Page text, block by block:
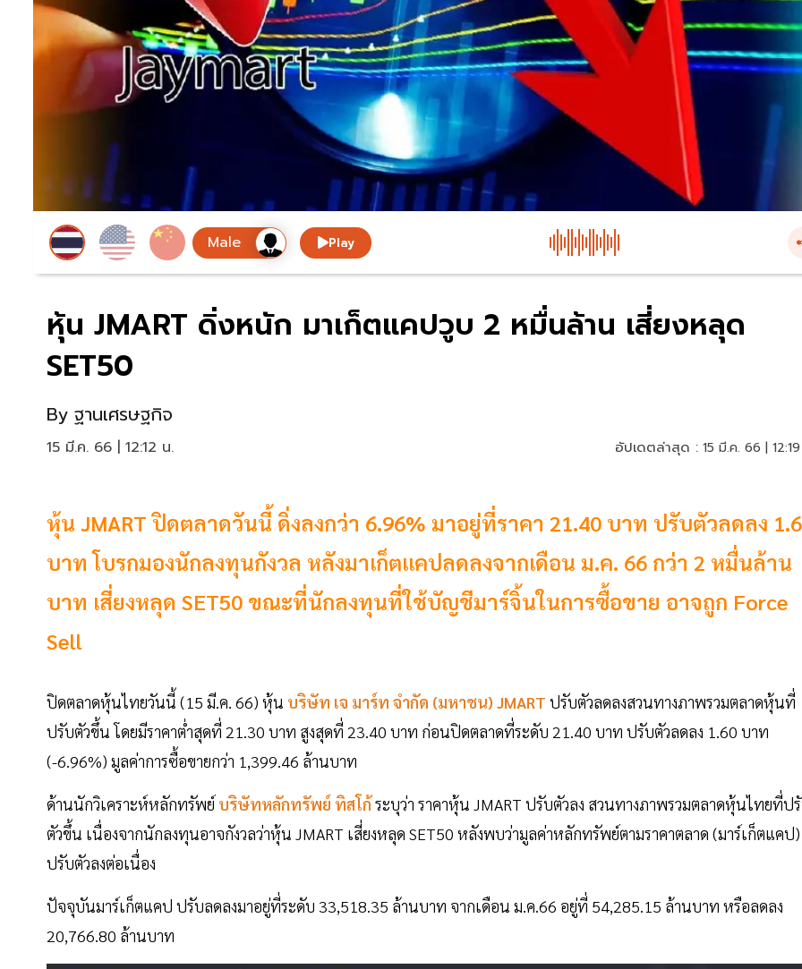
Play
หุ้น JMART ดิ่งหนัก มาเก็ตแคปวูบ 2 หมื่นล้าน เสี่ยงหลุด
SET50
By ฐานเศรษฐกิจ
15 มี.ค. 66 | 12:12 น. อัปเดตล่าสุด : 15 มี.ค. 66 |
หุ้น JMART ปิดตลาดวันนี้ ดิ่งลงกว่า 6.96% มาอยู่ที่ราคา 21.40 บาท ปรับตัวลดลง
บาท โบรกมองนักลงทุนกังวล หลังมาเก็ตแคปลดลงจากเดือน ม.ค. 66 กว่า 2 หมื่นล้าน
บาท เสี่ยงหลุด SET50 ขณะที่นักลงทุนที่ใช้บัญชีมาร์จิ้นในการซื้อขาย อาจถูก Force
Sell
ปิดตลาดหุ้นไทยวันนี้ (15 มี.ค. 66) หุ้น บริษัท เจ มาร์ท จำกัด (มหาชน) JMART ปรับตัวลดลงสวนทางภาพรวมตลาดหุ้นที่
ปรับตัวขึ้น โดยมีราคาต่ำสุดที่ 21.30 บาท สูงสุดที่ 23.40 บาท ก่อนปิดตลาดที่ระดับ 21.40 บาท ปรับตัวลดลง 1.60 บาท
(-6.96%) มูลค่าการซื้อขายกว่า 1,399.46 ล้านบาท
ด้านนักวิเคราะห์หลักทรัพย์ บริษัทหลักทรัพย์ ทิสโก้ระบุว่า ราคาหุ้น JMART ปรับตัวลง สวนทางภาพรวมตลาดหุ้นไทยที่ป
ตัวขึ้น เนื่องจากนักลงทุนอาจกังวลว่าหุ้น JMART เสี่ยงหลุด SET50 หลังพบว่ามูลค่าหลักทรัพย์ตามราคาตลาด (มาร์เก็ตแคป)
ปรับตัวลงต่อเนื่อง
ปัจจุบันมาร์เก็ตแคป ปรับลดลงมาอยู่ที่ระดับ 33,518.35 ล้านบาท จากเดือน ม.ค.66 อยู่ที่ 54,285.15 ล้านบาท หรือลดลง
20,766.80 ล้านบาท